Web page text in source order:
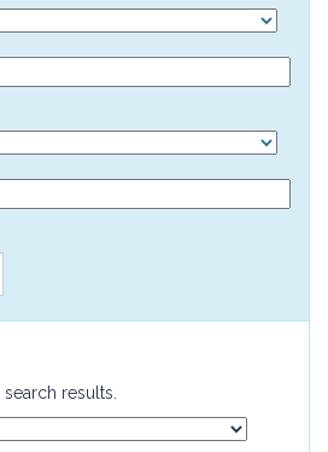
results.